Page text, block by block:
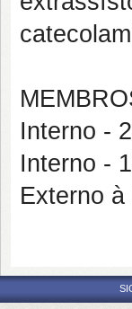
Interno -
Interno -
Externo